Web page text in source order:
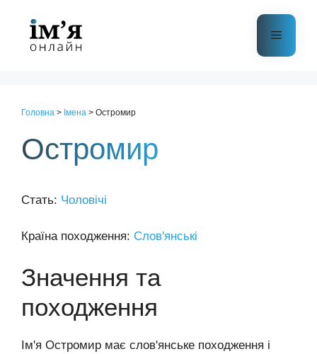
контенту
Меню
Головна > Імена > Остромир
Остромир
Стать: Чоловічі
Країна походження: Слов'янські
Значення та
походження
Ім'я Остромир має слов'янське походження і